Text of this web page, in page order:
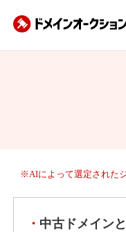
※AIによって選定された
中古ドメイン